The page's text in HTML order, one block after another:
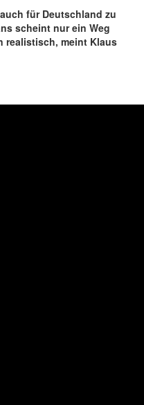
für Deutschland zu
scheint nur ein Weg
realistisch, meint Klaus